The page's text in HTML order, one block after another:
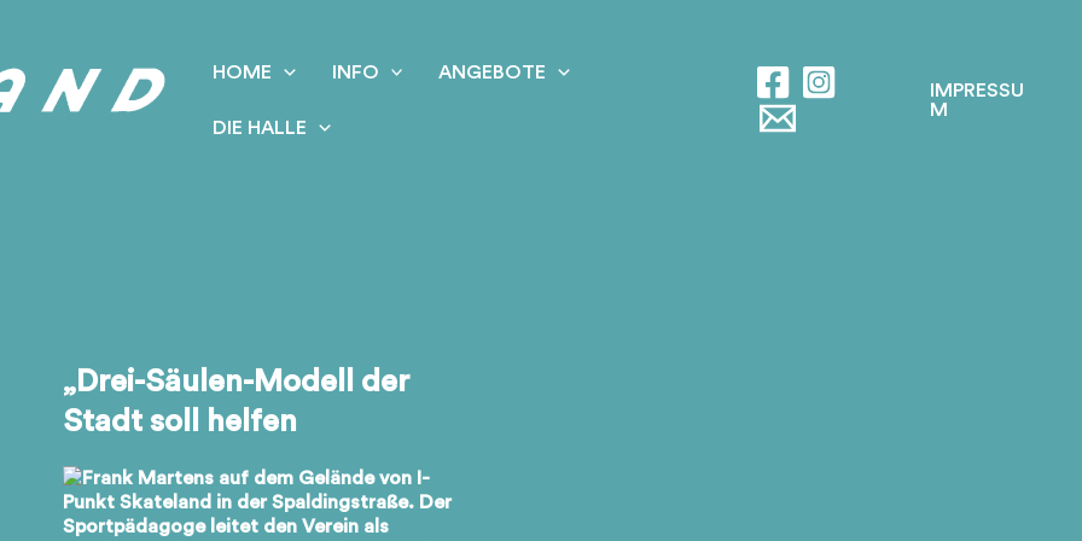
HOME INFO ANGEBOTE
DIE HALLE
IMPRESSU
M
„Drei-Säulen-Modell der
Stadt soll helfen